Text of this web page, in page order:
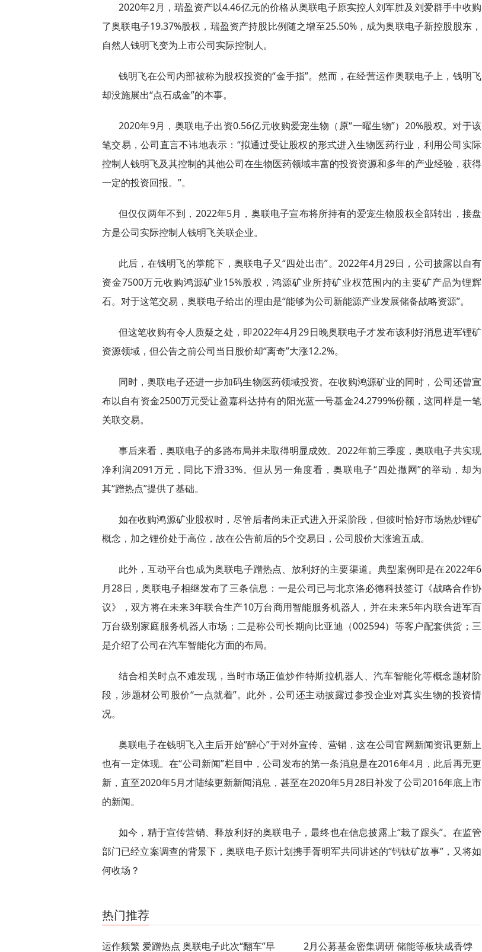
2020年2月，瑞盈资产以4.46亿元的价格从奥联电子原实控人刘军胜及刘爱群手中收购
了奥联电子19.37%股权，瑞盈资产持股比例随之增至25.50%，成为奥联电子新控股股东，
自然人钱明飞变为上市公司实际控制人。
钱明飞在公司内部被称为股权投资的“金手指”。然而，在经营运作奥联电子上，钱明飞
却没施展出“点石成金”的本事。
2020年9月，奥联电子出资0.56亿元收购爱宠生物（原“一曜生物”）20%股权。对于该
笔交易，公司直言不讳地表示：“拟通过受让股权的形式进入生物医药行业，利用公司实际
控制人钱明飞及其控制的其他公司在生物医药领域丰富的投资资源和多年的产业经验，获得
一定的投资回报。”。
但仅仅两年不到，2022年5月，奥联电子宣布将所持有的爱宠生物股权全部转出，接盘
方是公司实际控制人钱明飞关联企业。
此后，在钱明飞的掌舵下，奥联电子又“四处出击”。2022年4月29日，公司披露以自有
资金7500万元收购鸿源矿业15%股权，鸿源矿业所持矿业权范围内的主要矿产品为锂辉
石。对于这笔交易，奥联电子给出的理由是“能够为公司新能源产业发展储备战略资源”。
但这笔收购有令人质疑之处，即2022年4月29日晚奥联电子才发布该利好消息进军锂矿
资源领域，但公告之前公司当日股价却“离奇”大涨12.2%。
同时，奥联电子还进一步加码生物医药领域投资。在收购鸿源矿业的同时，公司还曾宣
布以自有资金2500万元受让盈嘉科达持有的阳光蓝一号基金24.2799%份额，这同样是一笔
关联交易。
事后来看，奥联电子的多路布局并未取得明显成效。2022年前三季度，奥联电子共实现
净利润2091万元，同比下滑33%。但从另一角度看，奥联电子“四处撒网”的举动，却为
其“蹭热点”提供了基础。
如在收购鸿源矿业股权时，尽管后者尚未正式进入开采阶段，但彼时恰好市场热炒锂矿
概念，加之锂价处于高位，故在公告前后的5个交易日，公司股价大涨逾五成。
此外，互动平台也成为奥联电子蹭热点、放利好的主要渠道。典型案例即是在2022年6
月28日，奥联电子相继发布了三条信息：一是公司已与北京洛必德科技签订《战略合作协
议》，双方将在未来3年联合生产10万台商用智能服务机器人，并在未来5年内联合进军百
万台级别家庭服务机器人市场；二是称公司长期向比亚迪（002594）等客户配套供货；三
是介绍了公司在汽车智能化方面的布局。
结合相关时点不难发现，当时市场正值炒作特斯拉机器人、汽车智能化等概念题材阶
段，涉题材公司股价“一点就着”。此外，公司还主动披露过参投企业对真实生物的投资情
况。
奥联电子在钱明飞入主后开始“醉心”于对外宣传、营销，这在公司官网新闻资讯更新上
也有一定体现。在“公司新闻”栏目中，公司发布的第一条消息是在2016年4月，此后再无更
新，直至2020年5月才陆续更新新闻消息，甚至在2020年5月28日补发了公司2016年底上市
的新闻。
如今，精于宣传营销、释放利好的奥联电子，最终也在信息披露上“栽了跟头”。在监管
部门已经立案调查的背景下，奥联电子原计划携手胥明军共同讲述的“钙钛矿故事”，又将如
何收场？
热门推荐
运作频繁 爱蹭热点 奥联电子此次“翻车”早 2月公募基金密集调研 储能等板块成香饽